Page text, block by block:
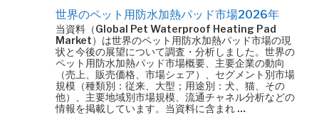
世界のペット用防水加熱パッド市場2026年
当資料（Global Pet Waterproof Heating Pad
Market）は世界のペット用防水加熱パッド市場の現
状と今後の展望について調査・分析しました。世界の
ペット用防水加熱パッド市場概要、主要企業の動向
（売上、販売価格、市場シェア）、セグメント別市場
規模（種類別：従来、大型；用途別：犬、猫、その
他）、主要地域別市場規模、流通チャネル分析などの
情報を掲載しています。当資料に含まれ …